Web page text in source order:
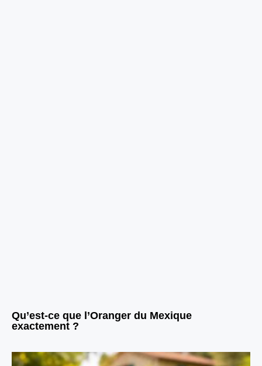
Qu’est-ce que l’Oranger du Mexique
exactement ?